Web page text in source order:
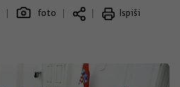
foto
Ispiši